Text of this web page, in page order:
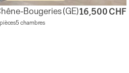
Bougeries(GE)
5 chambres
16,500 CHF